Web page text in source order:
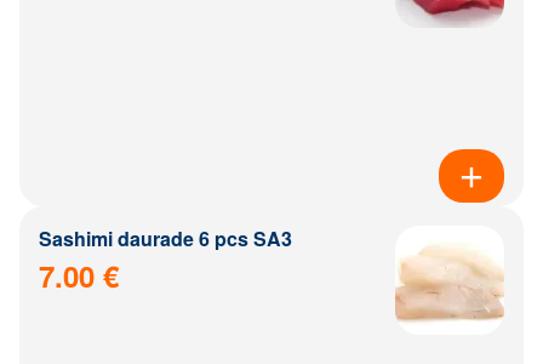
Sashimi daurade 6 pcs SA3
7.00 €